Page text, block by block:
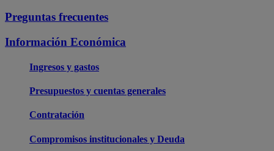
Preguntas frecuentes
Información Económica
Ingresos y gastos
Presupuestos y cuentas generales
Contratación
Compromisos institucionales y Deuda